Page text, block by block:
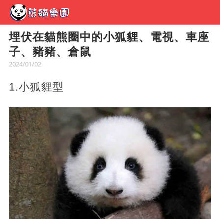
埋伏在貓熊圈中的小狐貍、電視、車座
子、豬豬、倉鼠
2024/01/02
1.小狐貍型